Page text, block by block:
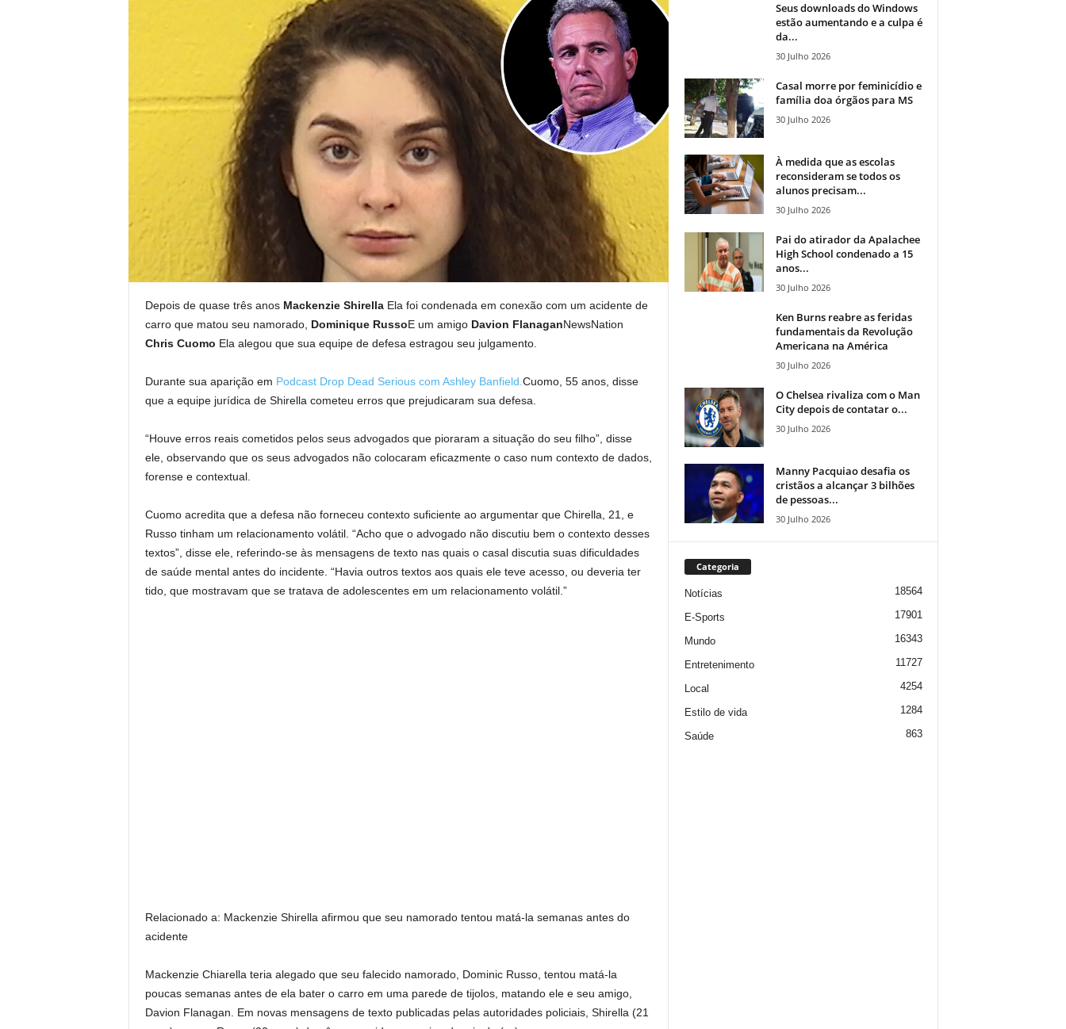
Depois de quase três anos Mackenzie ShirellaEla foi condenada em conexão com um acidente de
carro que matou seu namorado, Dominique RussoE um amigo Davion FlanaganNewsNation
Chris Cuomo Ela alegou que sua equipe de defesa estragou seu julgamento.
Durante sua aparição em Podcast Drop Dead Serious com Ashley Banfield. Cuomo, 55 anos, disse
que a equipe jurídica de Shirella cometeu erros que prejudicaram sua defesa.
“Houve erros reais cometidos pelos seus advogados que pioraram a situação do seu filho”, disse
ele, observando que os seus advogados não colocaram eficazmente o caso num contexto de dados,
forense e contextual.
Cuomo acredita que a defesa não forneceu contexto suficiente ao argumentar que Chirella, 21, e
Russo tinham um relacionamento volátil. “Acho que o advogado não discutiu bem o contexto desses
textos”, disse ele, referindo-se às mensagens de texto nas quais o casal discutia suas dificuldades
de saúde mental antes do incidente. “Havia outros textos aos quais ele teve acesso, ou deveria ter
tido, que mostravam que se tratava de adolescentes em um relacionamento volátil.”
Relacionado a: Mackenzie Shirella afirmou que seu namorado tentou matá-la semanas antes do
acidente
Mackenzie Chiarella teria alegado que seu falecido namorado, Dominic Russo, tentou matá-la
poucas semanas antes de ela bater o carro em uma parede de tijolos, matando ele e seu amigo,
Davion Flanagan. Em novas mensagens de texto publicadas pelas autoridades policiais, Shirella (21
Seus downloads do Windows
estão aumentando e a culpa é
da...
30 Julho 2026
Casal morre por feminicídio e
família doa órgãos para MS
30 Julho 2026
À medida que as escolas
reconsideram se todos os
alunos precisam...
30 Julho 2026
Pai do atirador da Apalachee
High School condenado a 15
anos...
30 Julho 2026
Ken Burns reabre as feridas
fundamentais da Revolução
Americana na América
30 Julho 2026
O Chelsea rivaliza com o Man
City depois de contatar o...
30 Julho 2026
Manny Pacquiao desafia os
cristãos a alcançar 3 bilhões
de pessoas...
30 Julho 2026
Categoria
Notícias 18564
E-Sports 17901
Mundo 16343
Entretenimento 11727
Local 4254
Estilo de vida 1284
Saúde 863